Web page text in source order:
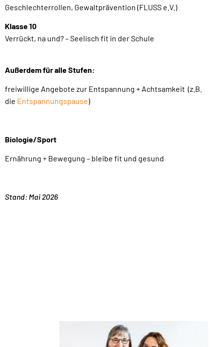
Geschlechterrollen, Gewaltprävention (FLUSS e.V.)
Klasse 10
Verrückt, na und? – Seelisch fit in der Schule
Außerdem für alle Stufen:
freiwillige Angebote zur Entspannung + Achtsamkeit (z.B.
die Entspannungspause)
Biologie/Sport
Ernährung + Bewegung – bleibe fit und gesund
Stand: Mai 2026